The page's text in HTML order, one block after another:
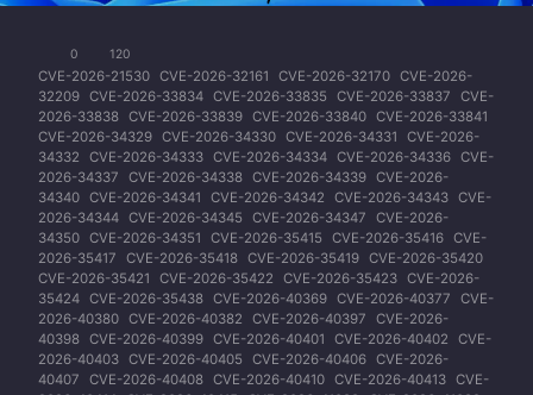
0 120
CVE-2026-21530 CVE-2026-32161 CVE-2026-32170 CVE-2026-
32209 CVE-2026-33834 CVE-2026-33835 CVE-2026-33837
CVE-
2026-33838 CVE-2026-33839 CVE-2026-33840 CVE-2026-33841
CVE-2026-34329 CVE-2026-34330 CVE-2026-34331
CVE-2026-
34332
CVE-2026-34333 CVE-2026-34334 CVE-2026-34336 CVE-
2026-34337
CVE-2026-34338 CVE-2026-34339 CVE-2026-
34340 CVE-2026-34341 CVE-2026-34342 CVE-2026-34343 CVE-
2026-34344 CVE-2026-34345 CVE-2026-34347
CVE-2026-
34350 CVE-2026-34351 CVE-2026-35415 CVE-2026-35416 CVE-
2026-35417
CVE-2026-35418 CVE-2026-35419 CVE-2026-35420
CVE-2026-35421
CVE-2026-35422 CVE-2026-35423 CVE-2026-
35424 CVE-2026-35438 CVE-2026-40369 CVE-2026-40377
CVE-
2026-40380 CVE-2026-40382 CVE-2026-40397
CVE-2026-
40398 CVE-2026-40399 CVE-2026-40401 CVE-2026-40402
CVE-
2026-40403 CVE-2026-40405 CVE-2026-40406 CVE-2026-
40407
CVE-2026-40408 CVE-2026-40410 CVE-2026-40413 CVE-